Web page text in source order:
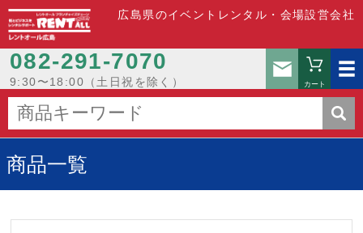
広島県のイベントレンタル・会場設営会社
082-291-7070
9:30〜18:00（土日祝を除く）
お問い
カート
商品一覧